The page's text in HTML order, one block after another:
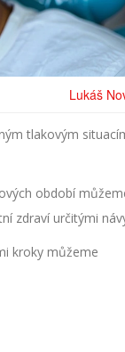
Lukáš
tlakovým
období
zdraví určitými
kroky můžeme